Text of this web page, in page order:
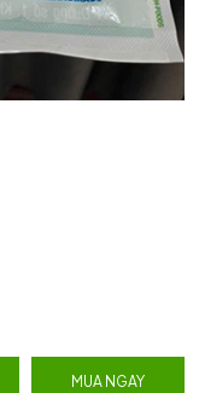
MUA NGAY